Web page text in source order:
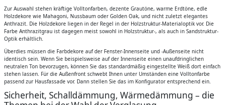
Zur Auswahl stehen kräftige Volltonfarben, dezente Grautöne, warme Erdtöne, edle
Holzdekore wie Mahagoni, Nussbaum oder Golden Oak, und nicht zuletzt elegantes
Anthrazit. Die Holzdekore liegen in der Regel in der Holzstruktur-Materialoptik vor. Die
Farbe Anthrazitgrau ist dagegen meist sowohl in Holzstruktur-, als auch in Sandstruktur-
Optik erhältlich.
Überdies müssen die Farbdekore auf der Fenster-Innenseite und -Außenseite nicht
identisch sein. Wenn Sie beispielsweise auf der Innenseite einen unaufdringlichen
neutralen Ton bevorzugen, können Sie das standardmäßig eingestellte Weiß dort einfach
stehen lassen. Für die Außenfront schwebt Ihnen unter Umständen eine Volltonfarbe
passend zur Hausfassade vor. Dann stellen Sie das im Konfigurator entsprechend ein.
Sicherheit, Schalldämmung, Wärmedämmung – die